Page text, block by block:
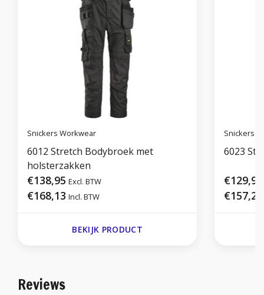
Snickers Workwear
6012 Stretch Bodybroek met
holsterzakken
€138,95 Excl. BTW
€168,13 Incl. BTW
BEKIJK PRODUCT
Snickers
6023
€129,95
€157,24
Reviews